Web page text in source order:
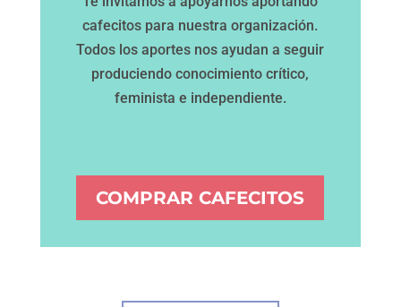
cafecitos para nuestra organización.
Todos los aportes nos ayudan a seguir
produciendo conocimiento crítico,
feminista e independiente.
COMPRAR CAFECITOS